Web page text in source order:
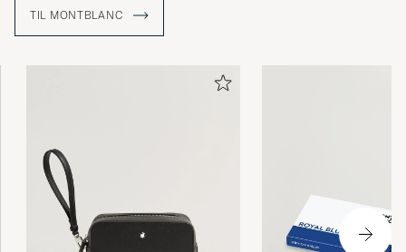
revolusjonere kunsten å skrive for hånd.
TIL MONTBLANC